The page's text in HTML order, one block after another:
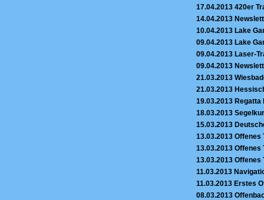
17.04.2013 420er
14.04.2013
10.04.2013 Lake
09.04.2013 Lake
09.04.2013 Laser-
09.04.2013
21.03.2013
21.03.2013
19.03.2013 Regatta
18.03.2013
15.03.2013
13.03.2013 Offenes
13.03.2013 Offenes
13.03.2013 Offenes
11.03.2013
11.03.2013 Erstes
08.03.2013